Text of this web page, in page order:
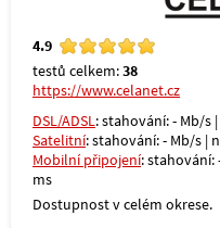
4.9
testů celkem:38
https://www.celanet.cz
DSL/ADSL: stahování: - Mb/s
Satelitní: stahování: - Mb/s |
Mobilní připojení: stahování:
ms
Dostupnost v celém okrese.